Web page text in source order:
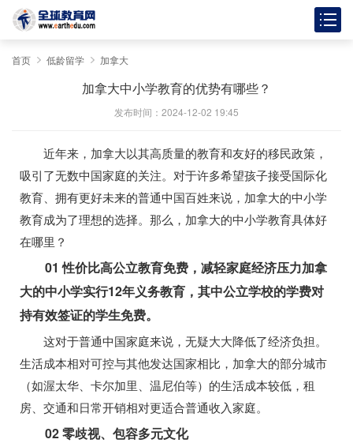
首页 低龄留学 加拿大
加拿大中小学教育的优势有哪些？
发布时间：2024-12-02 19:45
近年来，加拿大以其高质量的教育和友好的移民政策，
吸引了无数中国家庭的关注。对于许多希望孩子接受国际化
教育、拥有更好未来的普通中国百姓来说，加拿大的中小学
教育成为了理想的选择。那么，加拿大的中小学教育具体好
在哪里？
01 性价比高公立教育免费，减轻家庭经济压力加拿
大的中小学实行12年义务教育，其中公立学校的学费对
持有效签证的学生免费。
这对于普通中国家庭来说，无疑大大降低了经济负担。
生活成本相对可控与其他发达国家相比，加拿大的部分城市
（如渥太华、卡尔加里、温尼伯等）的生活成本较低，租
房、交通和日常开销相对更适合普通收入家庭。
02零歧视、包容多元文化